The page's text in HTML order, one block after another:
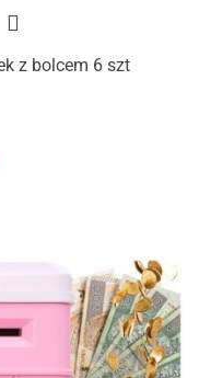
z bolcem 6 szt